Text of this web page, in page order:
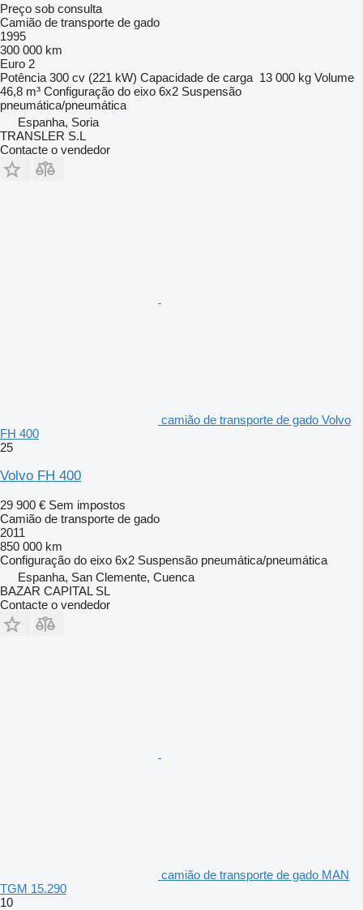
Preço sob consulta
Camião de transporte de gado
1995
300 000 km
Euro 2
Potência 300 cv (221 kW) Capacidade de carga 13 000 kg Volume
46,8 m³ Configuração do eixo 6x2 Suspensão
pneumática/pneumática
Espanha, Soria
TRANSLER S.L
Contacte o vendedor
camião de transporte de gado Volvo
FH 400
25
Volvo FH 400
29 900 € Sem impostos
Camião de transporte de gado
2011
850 000 km
Configuração do eixo 6x2 Suspensão pneumática/pneumática
Espanha, San Clemente, Cuenca
BAZAR CAPITAL SL
Contacte o vendedor
camião de transporte de gado MAN
TGM 15.290
10